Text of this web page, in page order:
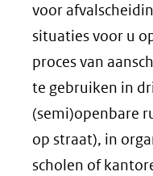
voor
situaties voor u
proces van
te gebruiken in
(semi)openbare
op straat), in
scholen of